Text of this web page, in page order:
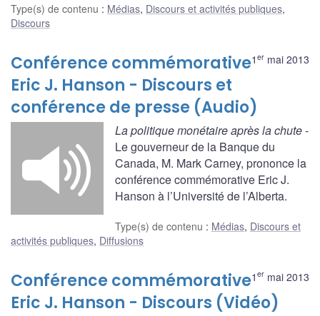
Type(s) de contenu : Médias, Discours et activités publiques,
Discours
1 er mai 2013
Conférence commémorative
Eric J. Hanson - Discours et
conférence de presse (Audio)
La politique monétaire après la chute-
Le gouverneur de la Banque du
Canada, M. Mark Carney, prononce la
conférence commémorative Eric J.
Hanson à l’Université de l’Alberta.
Type(s) de contenu : Médias, Discours et
activités publiques, Diffusions
1 er mai 2013
Conférence commémorative
Eric J. Hanson - Discours (Vidéo)